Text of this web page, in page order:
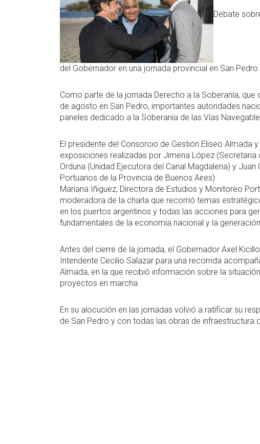
Debate
del Gobernador en una jornada provincial en San Pedro
Como parte de la jornada Derecho a la Soberanía,
de agosto en San Pedro, importantes autoridades
paneles dedicado a la Soberanía de las Vías
El presidente del Consorcio de Gestión Eliseo
exposiciones realizadas por Jimena López (Secretaria
Orduna (Unidad Ejecutora del Canal Magdalena) y
Portuarios de la Provincia de Buenos Aires)
Mariana Iñiguez, Directora de Estudios y Monitoreo
moderadora de la charla que recorrió temas
en los puertos argentinos y todas las acciones para
fundamentales de la economía nacional y la
Antes del cierre de la jornada, el Gobernador Axel
Intendente Cecilio Salazar para una recorrida
Almada, en la que recibió información sobre la
proyectos en marcha.
En su alocución en las jornadas volvió a ratificar su
de San Pedro y con todas las obras de infraestructura